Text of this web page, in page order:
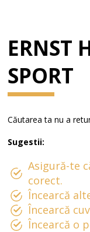
ERNST
SPORT
Căutarea ta nu a
Sugestii:
Asigură-te
corect.
Încearcă
Încearcă
Încearcă o